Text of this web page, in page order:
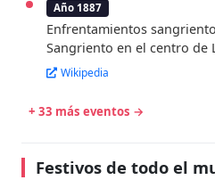
Año 1887
Enfrentamientos
Sangriento en el centro de
Wikipedia
+ 33 más eventos →
Festivos de todo el